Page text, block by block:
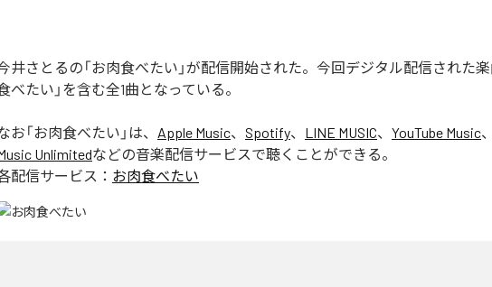
井さとるの「お肉食べたい」が配信開始された。今回デジタル配信された楽
べたい」を含む全1曲となっている。
お「お肉食べたい 」は、 Apple Music、 Spotify、 LINE MUSIC、 YouTube Music、
Unlimitedなどの音楽配信サービスで聴くことができる。
配信サービス： お肉食べたい